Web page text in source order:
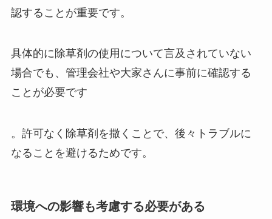
認することが重要です。
具体的に除草剤の使用について言及されていない
場合でも、管理会社や大家さんに事前に確認する
ことが必要です
。許可なく除草剤を撒くことで、後々トラブルに
なることを避けるためです。
環境への影響も考慮する必要がある